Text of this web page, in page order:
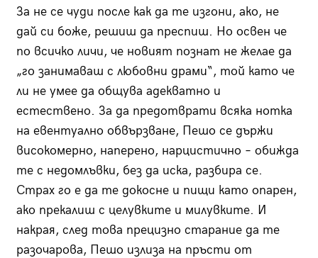
За не се чуди после как да те изгони, ако, не
дай си боже, решиш да преспиш. Но освен че
по всичко личи, че новият познат не желае да
„го занимаваш с любовни драми“, той като че
ли не умее да общува адекватно и
естествено. За да предотврати всяка нотка
на евентуално обвързване, Пешо се държи
високомерно, наперено, нарцистично – обижда
те с недомлъвки, без да иска, разбира се.
Страх го е да те докосне и пищи като опарен,
ако прекалиш с целувките и милувките. И
накрая, след това прецизно старание да те
разочарова, Пешо излиза на пръсти от